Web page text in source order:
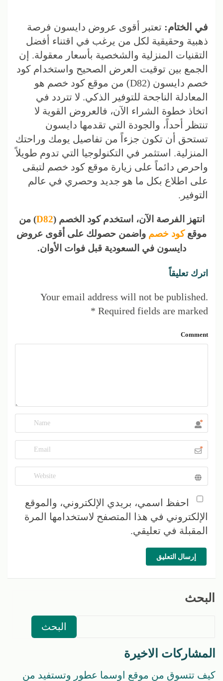
في الختام: تعتبر أقوى عروض دايسون فرصة
ذهبية وحقيقية لكل من يرغب في اقتناء أفضل
التقنيات المنزلية والشخصية بأسعار معقولة. إن
الجمع بين توقيت العرض الصحيح واستخدام كود
خصم دايسون (D82) من موقع كود خصم هو
المعادلة الناجحة للتوفير الذكي. لا تتردد في
اتخاذ خطوة الشراء الآن، فالعروض القوية لا
تنتظر أحداً، والجودة التي تقدمها دايسون
تستحق أن تكون جزءاً من تفاصيل يومك وراحتك
المنزلية. استثمر في التكنولوجيا التي تدوم طويلاً
واحرص دائماً على زيارة موقع كود خصم لتبقى
على اطلاع بكل ما هو جديد وحصري في عالم
التوفير.
انتهز الفرصة الآن، استخدم كود الخصم (D82) من
موقعكود خصم واضمن حصولك على أقوى عروض
دايسون في السعودية قبل فوات الأوان.
اترك تعليقاً
Your email address will not be published.
Required fields are marked
*
Comment
*
*
احفظ اسمي، بريدي الإلكتروني، والموقع
الإلكتروني في هذا المتصفح لاستخدامها المرة
المقبلة في تعليقي.
إرسال التعليق
البحث
البحث
المشاركات الاخيرة
كيف تتسوق من موقع اوسما عطور وتستفيد من